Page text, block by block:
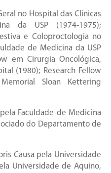
no Hospital das Clínicas
da USP (1974-1975);
e Coloproctologia no
de Medicina da USP
em Cirurgia Oncológica,
(1980); Research Fellow
Sloan Kettering
Faculdade de Medicina
do Departamento de
Causa pela Universidade
Universidade de Aquino,